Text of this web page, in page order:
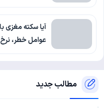
آیا سکته مغزی
عوامل خطر،
مطالب جدید